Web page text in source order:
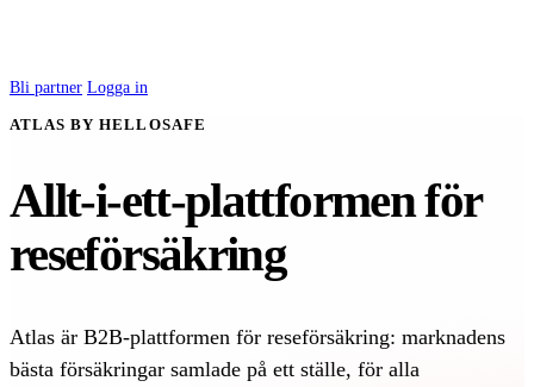
Bli partner Logga in
ATLAS BY HELLOSAFE
Allt-i-ett-plattformen för
reseförsäkring
Atlas är B2B-plattformen för reseförsäkring: marknadens
bästa försäkringar samlade på ett ställe, för alla